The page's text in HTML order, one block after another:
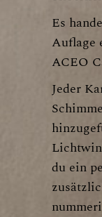
Es
Auflage
ACEO
Jeder
du ein